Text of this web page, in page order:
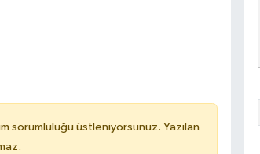
sorumluluğu üstleniyorsunuz. Yazılan